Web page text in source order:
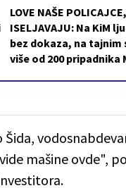
LOVE NAŠE
ISELJAVAJU: Na KiM
bez dokaza, na tajnim
više od 200 pripadnika
mašine ovde",